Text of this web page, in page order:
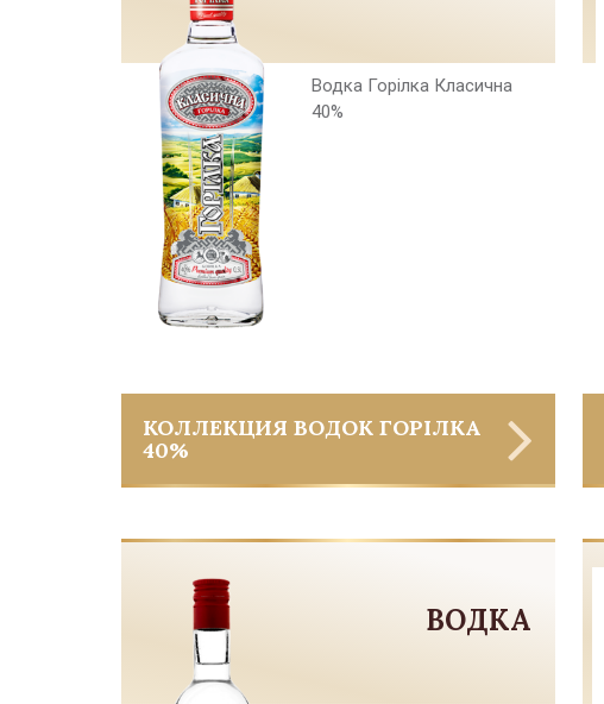
Водка Горiлка Класична
40%
КОЛЛЕКЦИЯ ВОДОК ГОРIЛКА
40%
ВОДКА